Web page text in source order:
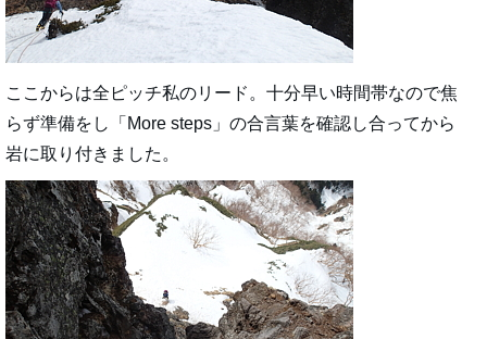
ここからは全ピッチ私のリード。十分早い時間帯なので焦
らず準備をし「More steps」の合言葉を確認し合ってから
岩に取り付きました。